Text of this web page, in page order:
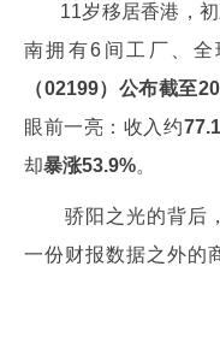
11岁移居香港，
南拥有6间工厂、
（02199）公布截至
眼前一亮：收入约
却暴涨53.9%。
骄阳之光的背后
一份财报数据之外的